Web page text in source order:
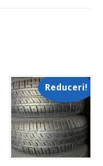
Reduceri!